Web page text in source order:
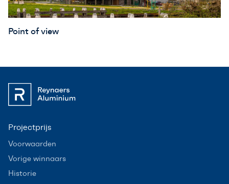
Point of view
Projectprijs
Voorwaarden
Vorige winnaars
Historie